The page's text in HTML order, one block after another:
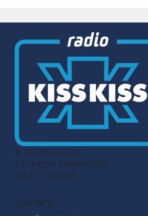
© CN MEDIA S.r.l.
C.F. e P.IVA 04998911210
R.E.A. n. 727803
CONTATTI